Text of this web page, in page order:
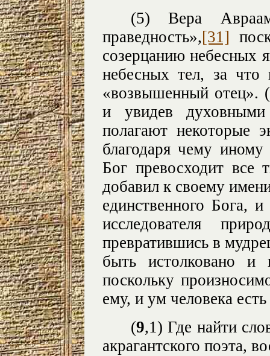
(5) Вера
праведность»,[31]
созерцанию небесных
небесных тел, за
«возвышенный отец».
и увидев
полагают некоторые
благодаря чему
Бог превосходит все
добавил к своему
единственного Бога,
исследователя
превратившись в
быть истолковано и
поскольку
ему, и ум человека
(9,1) Где найти
акрагантского поэта,